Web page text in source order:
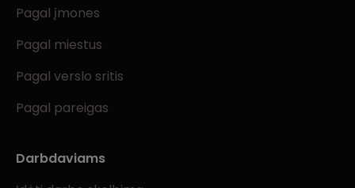
Pagal įmones
Pagal miestus
Pagal verslo sritis
Pagal pareigas
Darbdaviams